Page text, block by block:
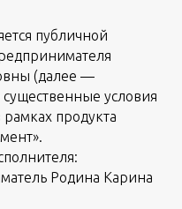
публичной
(далее —
условия
рамках продукта
Родина Карина